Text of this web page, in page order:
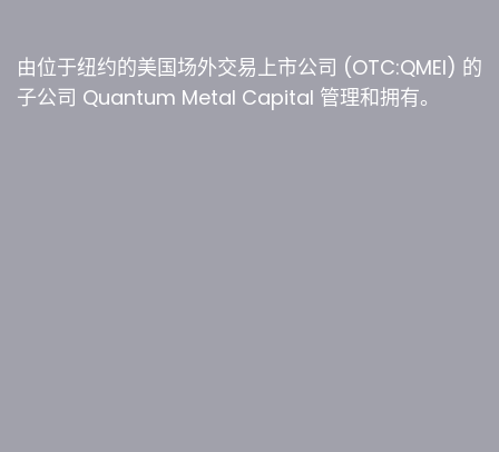
由位于纽约的美国场外交易上市公司 (OTC:QMEI) 的
子公司 Quantum Metal Capital 管理和拥有。